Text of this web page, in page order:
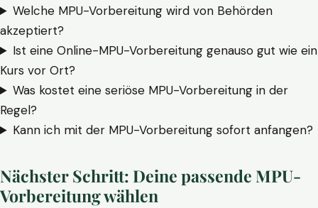
Welche MPU-Vorbereitung wird von Behörden
akzeptiert?
Ist eine Online-MPU-Vorbereitung genauso gut wie ein
Kurs vor Ort?
Was kostet eine seriöse MPU-Vorbereitung in der
Regel?
Kann ich mit der MPU-Vorbereitung sofort anfangen?
Nächster Schritt: Deine passende MPU-
Vorbereitung wählen